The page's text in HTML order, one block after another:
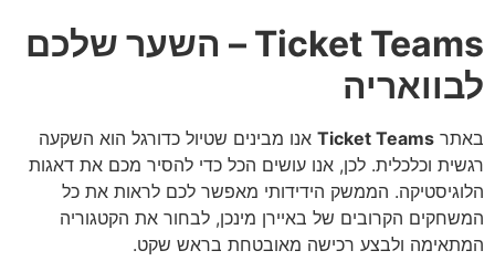
Ticket Teams – השער שלכם
לבוואריה
באתר Ticket Teams אנו מבינים שטיול כדורגל הוא השקעה
רגשית וכלכלית. לכן, אנו עושים הכל כדי להסיר מכם את דאגות
הלוגיסטיקה. הממשק הידידותי מאפשר לכם לראות את כל
המשחקים הקרובים של באיירן מינכן, לבחור את הקטגוריה
המתאימה ולבצע רכישה מאובטחת בראש שקט.